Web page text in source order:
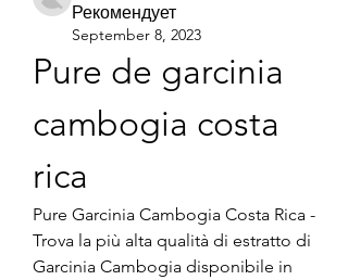
Рекомендует
September 8, 2023
Pure de garcinia
cambogia costa
rica
Pure Garcinia Cambogia Costa Rica -
Trova la più alta qualità di estratto di
Garcinia Cambogia disponibile in